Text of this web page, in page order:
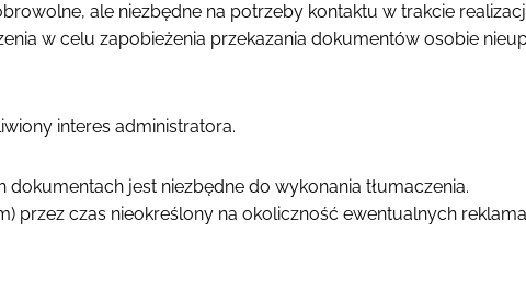
ale niezbędne na potrzeby kontaktu w trakcie
w celu zapobieżenia przekazania dokumentów osobie
interes administratora.
jest niezbędne do wykonania tłumaczenia.
przez czas nieokreślony na okoliczność ewentualnych